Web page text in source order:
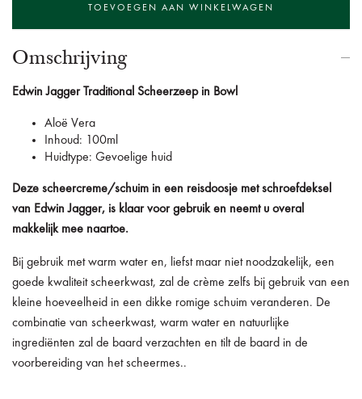
Omschrijving
Edwin Jagger Traditional Scheerzeep in Bowl
Aloë Vera
Inhoud: 100ml
Huidtype: Gevoelige huid
Deze scheercreme/schuim in een reisdoosje met schroefdeksel
van Edwin Jagger, is klaar voor gebruik en neemt u overal
makkelijk mee naartoe.
Bij gebruik met warm water en, liefst maar niet noodzakelijk, een
goede kwaliteit scheerkwast, zal de crème zelfs bij gebruik van een
kleine hoeveelheid in een dikke romige schuim veranderen. De
combinatie van scheerkwast, warm water en natuurlijke
ingrediënten zal de baard verzachten en tilt de baard in de
voorbereiding van het scheermes..